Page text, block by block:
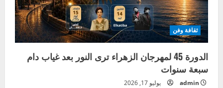
ثقافة وفن
الدورة 45 لمهرجان الزهراء ترى النور بعد غياب دام
سبعة سنوات
admin يوليو 17, 2026